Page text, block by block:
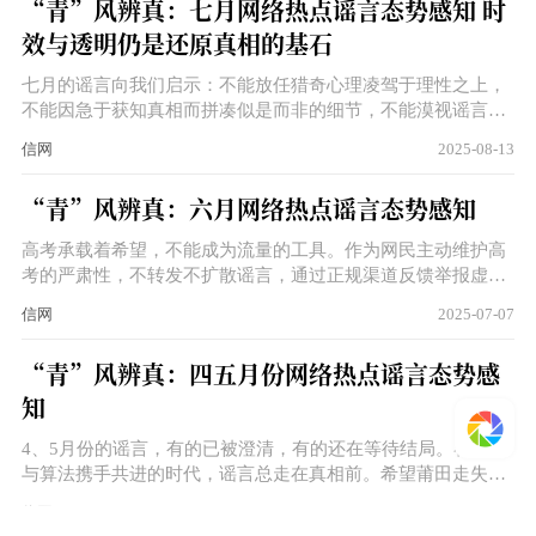
“青”风辨真：七月网络热点谣言态势感知 时
效与透明仍是还原真相的基石
七月的谣言向我们启示：不能放任猎奇心理凌驾于理性之上，
不能因急于获知真相而拼凑似是而非的细节，不能漠视谣言折
信网 2025-08-13
“青”风辨真：六月网络热点谣言态势感知
高考承载着希望，不能成为流量的工具。作为网民主动维护高
考的严肃性，不转发不扩散谣言，通过正规渠道反馈举报虚假
断假消息的传播。当前，正值志愿填报关键阶段，家长和考生
入谣言陷阱，再给造谣账号增添热度。
信网 2025-07-07
“青”风辨真：四五月份网络热点谣言态势感
知
4、5月份的谣言，有的已被澄清，有的还在等待结局。在情绪
与算法携手共进的时代，谣言总走在真相前。希望莆田走失的